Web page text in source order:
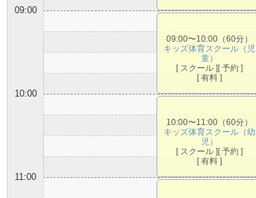
09:00
10:00
11:00
09:00〜10:00（60分）
キッズ体育スクール（児
童）
[ スクール ][ 予約 ]
[ 有料 ]
10:00〜11:00（60分）
キッズ体育スクール（幼
児）
[ スクール ][ 予約 ]
[ 有料 ]